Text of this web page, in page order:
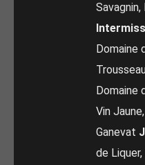
Domaine
Domaine
Vin
Ganevat
de